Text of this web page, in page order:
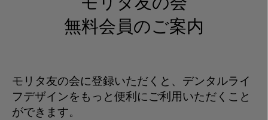
モリタ友の会
無料会員のご案内
モリタ友の会に登録いただくと、デンタルライ
フデザインをもっと便利にご利用いただくこと
ができます。